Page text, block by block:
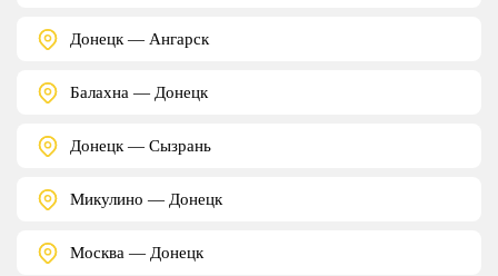
Донецк — Ангарск
Балахна — Донецк
Донецк — Сызрань
Микулино — Донецк
Москва — Донецк